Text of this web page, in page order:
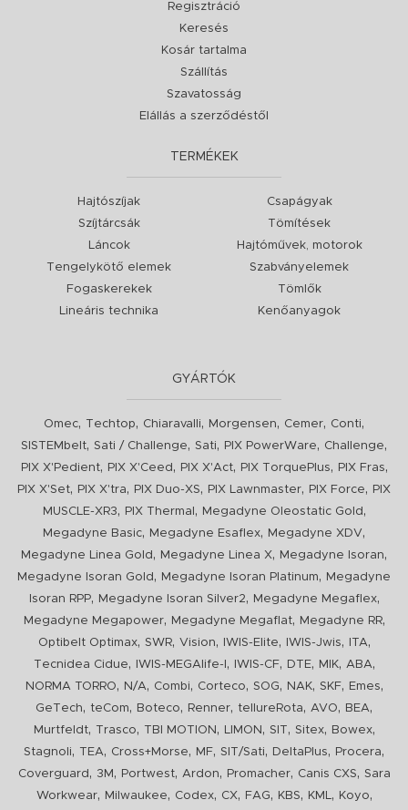
Regisztráció
Keresés
Kosár tartalma
Szállítás
Szavatosság
Elállás a szerződéstől
TERMÉKEK
Hajtószíjak
Szíjtárcsák
Láncok
Tengelykötő elemek
Fogaskerekek
Lineáris technika
Csapágyak
Tömítések
Hajtóművek, motorok
Szabványelemek
Tömlők
Kenőanyagok
GYÁRTÓK
Omec, Techtop, Chiaravalli, Morgensen, Cemer, Conti,
SISTEMbelt, Sati / Challenge, Sati, PIX PowerWare, Challenge,
PIX X'Pedient, PIX X'Ceed , PIX X'Act, PIX TorquePlus, PIX Fras,
PIX X'Set, PIX X'tra, PIX Duo-XS, PIX Lawnmaster, PIX Force,
PIX
MUSCLE-XR3, PIX Thermal , Megadyne Oleostatic Gold ,
Megadyne Basic, Megadyne Esaflex, Megadyne XDV,
Megadyne Linea Gold , Megadyne Linea X, Megadyne Isoran,
Megadyne Isoran Gold , Megadyne Isoran Platinum,
Megadyne
Isoran RPP, Megadyne Isoran Silver2, Megadyne Megaflex,
Megadyne Megapower, Megadyne Megaflat, Megadyne RR,
Optibelt Optimax, SWR, Vision, IWIS-Elite, IWIS-Jwis, ITA,
Tecnidea Cidue, IWIS-MEGAlife-I , IWIS-CF, DTE, MIK, ABA,
NORMA TORRO, N/A, Combi, Corteco, SOG, NAK, SKF, Emes,
GeTech, teCom, Boteco, Renner, tellureRota, AVO, BEA,
Murtfeldt, Trasco, TBI MOTION , LIMON , SIT, Sitex, Bowex,
Stagnoli, TEA, Cross+Morse, MF, SIT/Sati, DeltaPlus, Procera,
Coverguard , 3M , Portwest, Ardon, Promacher, Canis CXS, Sara
Workwear, Milwaukee, Codex, CX, FAG, KBS, KML, Koyo,